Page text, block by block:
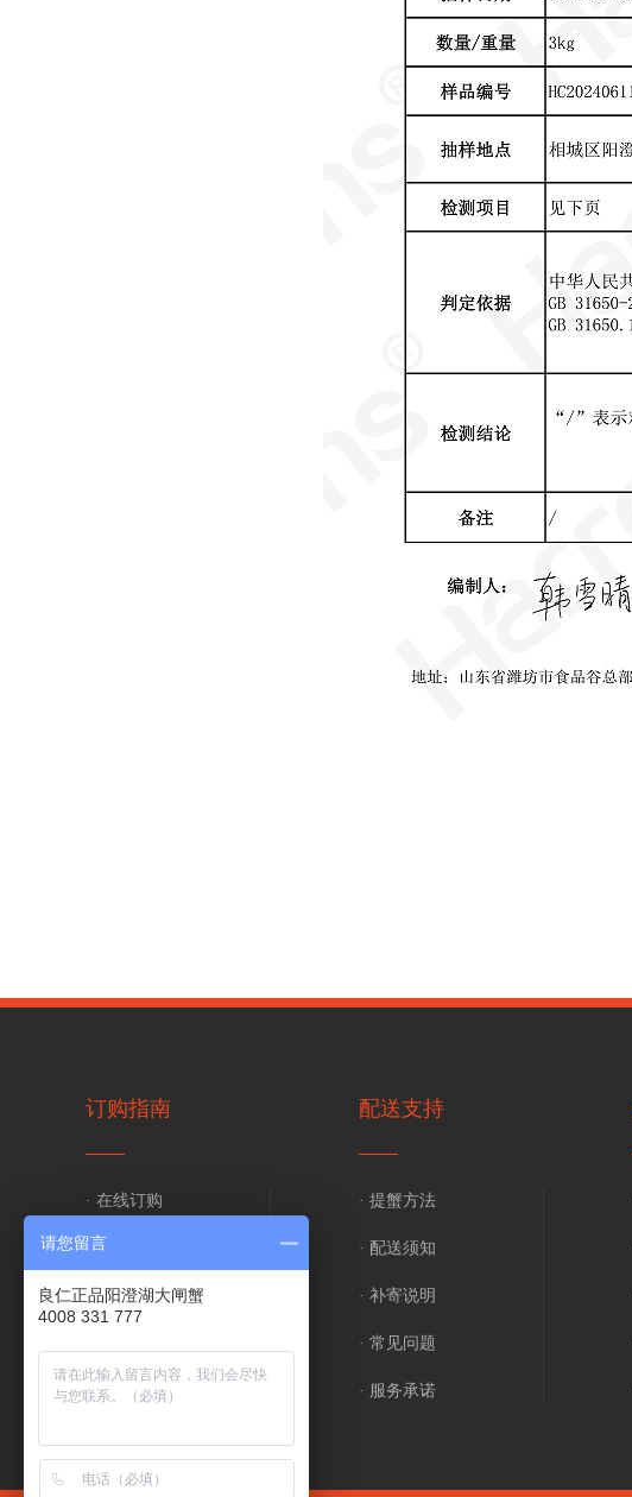
订购指南
· 在线订购
· 电话订购
· 支付方式
· 验货签收
配送支持
· 提蟹方法
· 配送须知
· 补寄说明
· 常见问题
· 服务承诺
请您留言
良仁正品阳澄湖大闸蟹
4008 331 777